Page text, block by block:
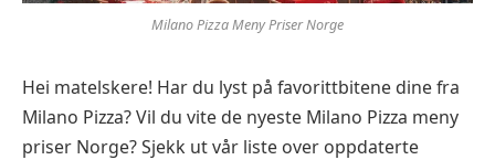
Milano Pizza Meny Priser Norge
Hei matelskere! Har du lyst på favorittbitene dine fra
Milano Pizza? Vil du vite de nyeste Milano Pizza meny
priser Norge? Sjekk ut vår liste over oppdaterte